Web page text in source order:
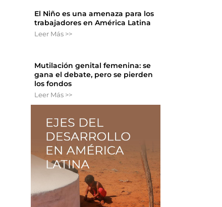
El Niño es una amenaza para los
trabajadores en América Latina
Leer Más >>
Mutilación genital femenina: se
gana el debate, pero se pierden
los fondos
Leer Más >>